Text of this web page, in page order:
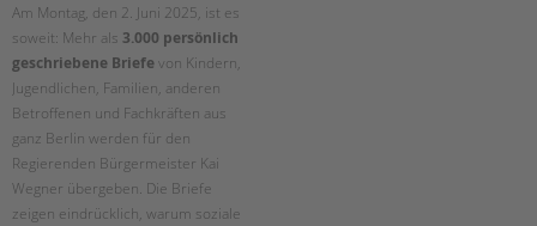
Am Montag, den 2. Juni 2025, ist es
soweit: Mehr als 3.000 persönlich
geschriebene Briefevon Kindern,
Jugendlichen, Familien, anderen
Betroffenen und Fachkräften aus
ganz Berlin werden für den
Regierenden Bürgermeister Kai
Wegner übergeben. Die Briefe
zeigen eindrücklich, warum soziale